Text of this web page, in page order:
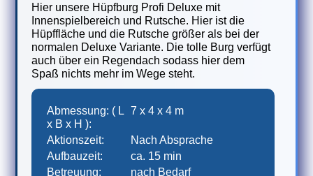
Hier unsere Hüpfburg Profi Deluxe mit
Innenspielbereich und Rutsche. Hier ist die
Hüpffläche und die Rutsche größer als bei der
normalen Deluxe Variante. Die tolle Burg verfügt
auch über ein Regendach sodass hier dem
Spaß nichts mehr im Wege steht.
Abmessung: ( L
x B x H ):
7 x 4 x 4 m
Aktionszeit:
Nach Absprache
Aufbauzeit:
ca. 15 min
Betreuung:
nach Bedarf